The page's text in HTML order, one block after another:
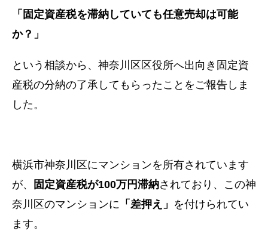
「固定資産税を滞納していても任意売却は可能
か？」
という相談から、 神奈川区区役所へ出向き固定資
産税の分納の了承してもらったことをご報告しま
した。
横浜市神奈川区にマンションを所有されています
が、
固定資産税が100万円滞納されており、 この神
奈川区のマンションに 「差押え」 を付けられてい
ます。